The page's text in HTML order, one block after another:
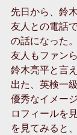
先日から、鈴
友人との電話
の話になった。
友人もファンら
鈴木亮平と言
出た、英検一
優秀なイメー
ロフィールを
を見てみると